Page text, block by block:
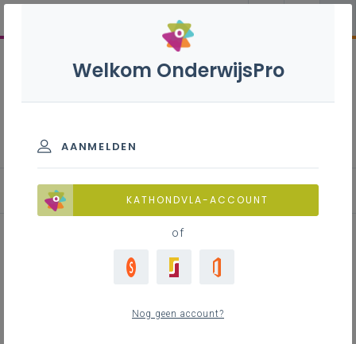
Beoordeling in functie van TADD
Welkom OnderwijsPro
AANMELDEN
KATHONDVLA-ACCOUNT
of
Nog geen account?